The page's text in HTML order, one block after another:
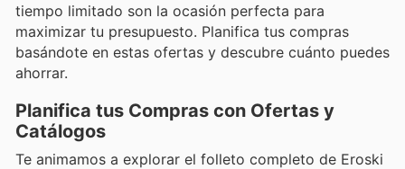
tiempo limitado son la ocasión perfecta para
maximizar tu presupuesto. Planifica tus compras
basándote en estas ofertas y descubre cuánto puedes
ahorrar.
Planifica tus Compras con Ofertas y
Catálogos
Te animamos a explorar el folleto completo de Eroski